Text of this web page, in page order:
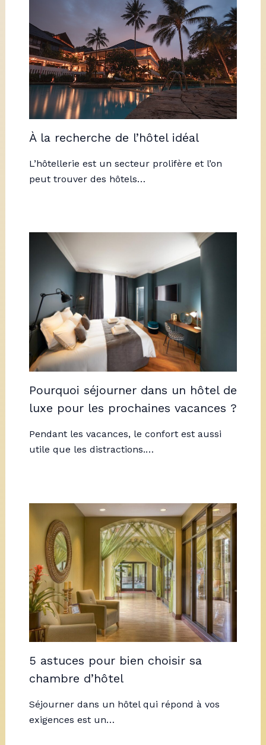
À la recherche de l’hôtel idéal
L’hôtellerie est un secteur prolifère et l’on
peut trouver des hôtels…
Pourquoi séjourner dans un hôtel de
luxe pour les prochaines vacances ?
Pendant les vacances, le confort est aussi
utile que les distractions.…
5 astuces pour bien choisir sa
chambre d’hôtel
Séjourner dans un hôtel qui répond à vos
exigences est un…